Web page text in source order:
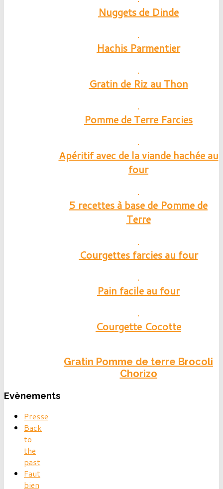
Nuggets de Dinde
Hachis Parmentier
Gratin de Riz au Thon
Pomme de Terre Farcies
Apéritif avec de la viande hachée au
four
5 recettes à base de Pomme de
Terre
Courgettes farcies au four
Pain facile au four
Courgette Cocotte
Gratin Pomme de terre Brocoli
Chorizo
Evènements
Presse
Back
to
the
past
Faut
bien